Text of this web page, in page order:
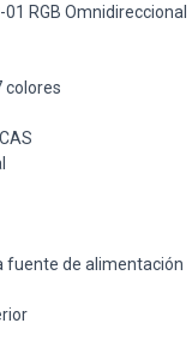
RGB Omnidireccional
colores
fuente de alimentación